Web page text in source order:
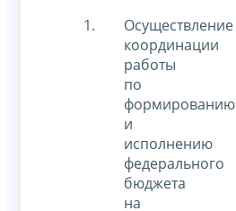
Осуществление
координации
работы
по
формированию
и
исполнению
федерального
бюджета
на